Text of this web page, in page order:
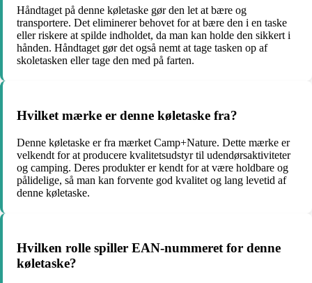
Håndtaget på denne køletaske gør den let at bære og
transportere. Det eliminerer behovet for at bære den i en taske
eller riskere at spilde indholdet, da man kan holde den sikkert i
hånden. Håndtaget gør det også nemt at tage tasken op af
skoletasken eller tage den med på farten.
Hvilket mærke er denne køletaske fra?
Denne køletaske er fra mærket Camp+Nature. Dette mærke er
velkendt for at producere kvalitetsudstyr til udendørsaktiviteter
og camping. Deres produkter er kendt for at være holdbare og
pålidelige, så man kan forvente god kvalitet og lang levetid af
denne køletaske.
Hvilken rolle spiller EAN-nummeret for denne
køletaske?